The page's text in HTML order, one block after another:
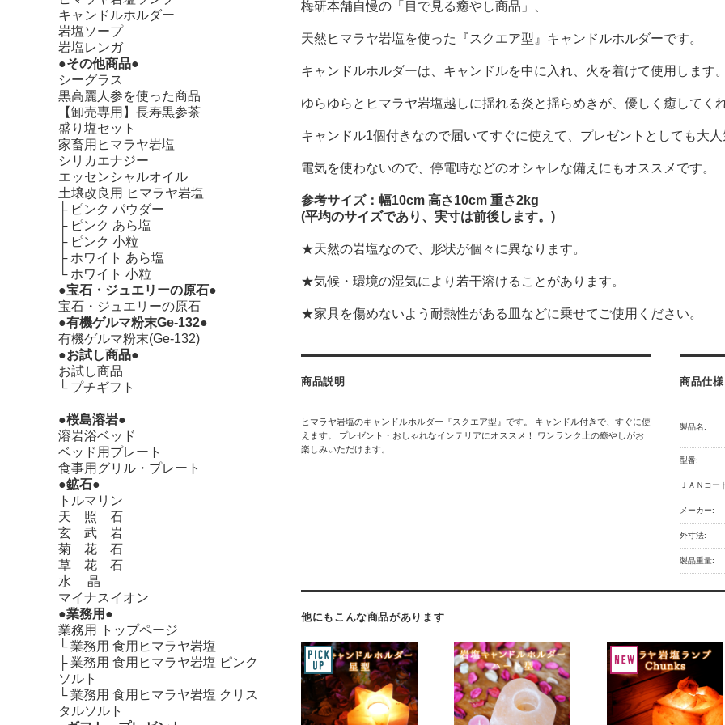
梅研本舗自慢の「目で見る癒やし商品」、
天然ヒマラヤ岩塩を使った『スクエア型』キャンドルホルダーです。
キャンドルホルダーは、キャンドルを中に入れ、火を着けて使用します。
ゆらゆらとヒマラヤ岩塩越しに揺れる炎と揺らめきが、優しく癒してく
キャンドル1個付きなので届いてすぐに使えて、プレゼントとしても大人
電気を使わないので、停電時などのオシャレな備えにもオススメです。
参考サイズ：幅10cm 高さ10cm 重さ2kg
(平均のサイズであり、実寸は前後します。)
★天然の岩塩なので、形状が個々に異なります。
★気候・環境の湿気により若干溶けることがあります。
★家具を傷めないよう耐熱性がある皿などに乗せてご使用ください。
商品説明
ヒマラヤ岩塩のキャンドルホルダー『スクエア型』です。 キャンドル付きで、すぐに使
えます。 プレゼント・おしゃれなインテリアにオススメ！ ワンランク上の癒やしがお
楽しみいただけます。
商品仕様
製品名:
型番:
ＪＡＮコー
メーカー:
外寸法:
製品重量:
他にもこんな商品があります
キャンドルホルダー
岩塩ソープ
岩塩レンガ
●その他商品●
シーグラス
黒高麗人参を使った商品
【卸売専用】長寿黒参茶
盛り塩セット
家畜用ヒマラヤ岩塩
シリカエナジー
エッセンシャルオイル
土壌改良用 ヒマラヤ岩塩
├ ピンク パウダー
├ ピンク あら塩
├ ピンク 小粒
├ ホワイト あら塩
└ ホワイト 小粒
●宝石・ジュエリーの原石●
宝石・ジュエリーの原石
●有機ゲルマ粉末Ge-132●
有機ゲルマ粉末(Ge-132)
●お試し商品●
お試し商品
└ プチギフト
●桜島溶岩●
溶岩浴ベッド
ベッド用プレート
食事用グリル・プレート
●鉱石●
トルマリン
天 照 石
玄 武 岩
菊 花 石
草 花 石
水 晶
マイナスイオン
●業務用●
業務用 トップページ
└業務用 食用ヒマラヤ岩塩
├業務用 食用ヒマラヤ岩塩 ピンク
ソルト
└業務用 食用ヒマラヤ岩塩 クリス
タルソルト